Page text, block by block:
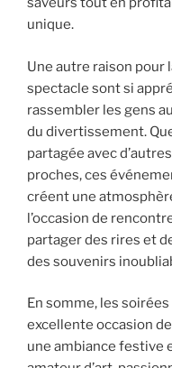
unique.
Une autre raison pour
spectacle sont si
rassembler les gens
du divertissement.
partagée avec
proches, ces
créent une
l’occasion de
partager des rires et
des souvenirs
En somme, les
excellente occasion
une ambiance festive